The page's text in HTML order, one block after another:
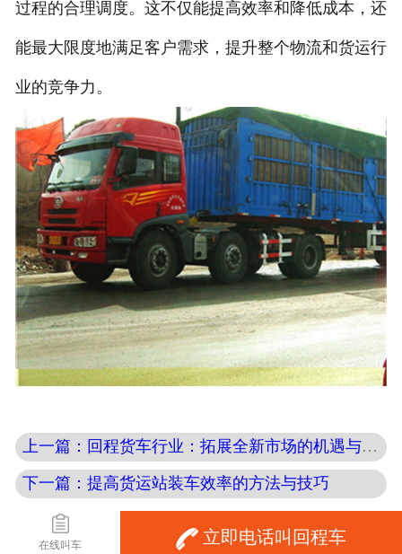
过程的合理调度。这不仅能提高效率和降低成本，还
能最大限度地满足客户需求，提升整个物流和货运行
业的竞争力。
上一篇：回程货车行业：拓展全新市场的机遇与挑战
下一篇：提高货运站装车效率的方法与技巧
Copyright © echefu.com.cn
在线叫车 立即电话叫回程车